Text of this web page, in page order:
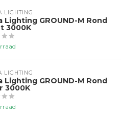
LIGHTING
Lighting GROUND-M Rond
3000K
LIGHTING
Lighting GROUND-M Rond
3000K